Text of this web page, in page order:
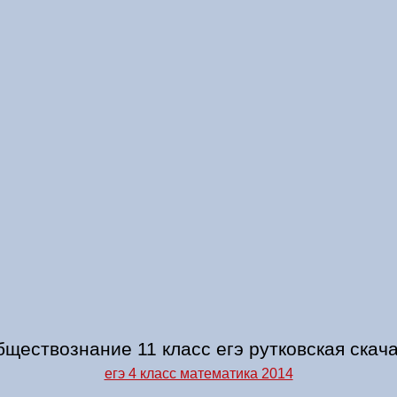
11 класс егэ рутковская
егэ 4 класс математика 2014